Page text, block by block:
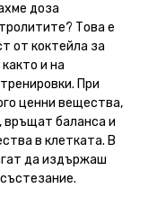
доза
Това е
от коктейла за
и на
При
ценни вещества,
връщат баланса и
в клетката. В
да издържаш